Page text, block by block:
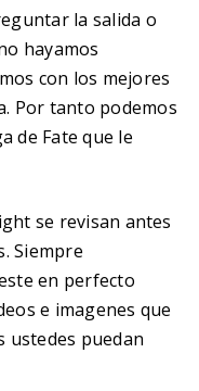
la salida o
hayamos
con los mejores
Por tanto podemos
de Fate que le
se revisan antes
Siempre
en perfecto
e imagenes que
ustedes puedan